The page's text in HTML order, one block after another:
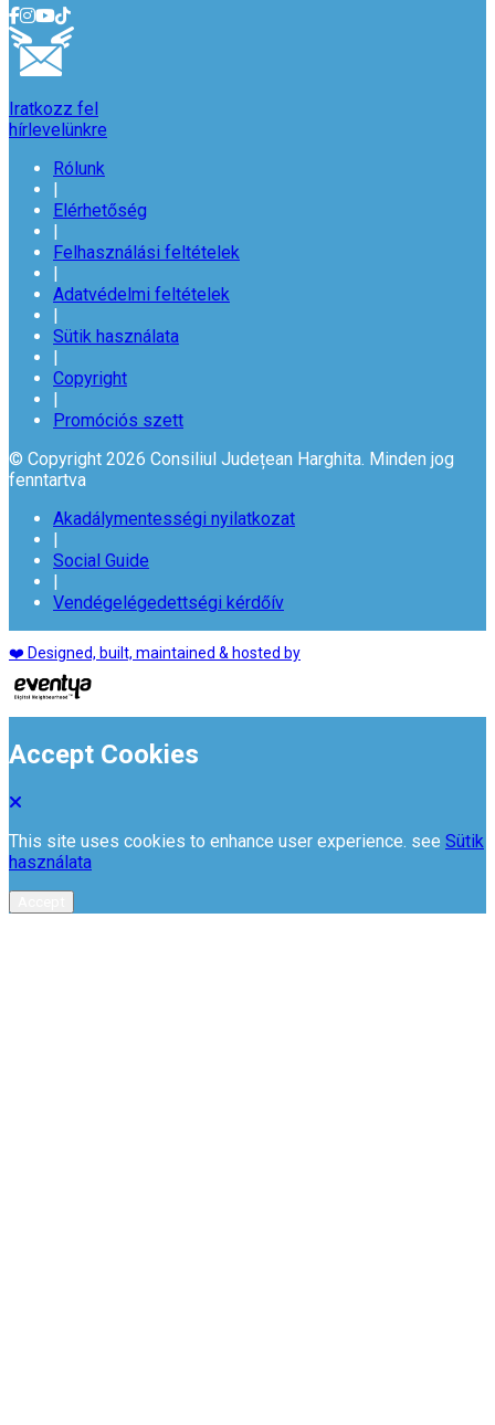
Iratkozz fel
hírlevelünkre
Rólunk
Elérhetőség
Felhasználási feltételek
Adatvédelmi feltételek
Sütik használata
Copyright
Promóciós szett
© Copyright 2026 Consiliul Județean Harghita. Minden jog
fenntartva
Akadálymentességi nyilatkozat
Social Guide
Vendégelégedettségi kérdőív
❤️ Designed, built, maintained & hosted by
Accept Cookies
This site uses cookies to enhance user experience. see Sütik
használata